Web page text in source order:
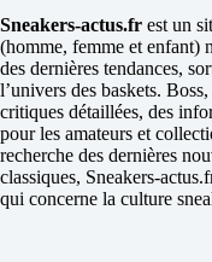
Sneakers-actus.fr est un
(homme, femme et enfant)
des dernières tendances,
l’univers des baskets.
critiques détaillées, des
pour les amateurs et
recherche des dernières
classiques, Sneakers-
qui concerne la culture